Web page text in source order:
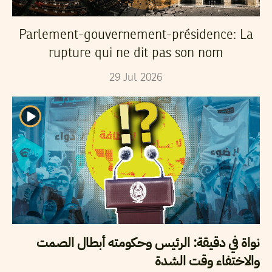
Parlement-gouvernement-présidence: La
rupture qui ne dit pas son nom
29 Jul 2026
نواة في دقيقة: الرئيس وحكومته أبطال الصمت
والاختفاء وقت الشدة